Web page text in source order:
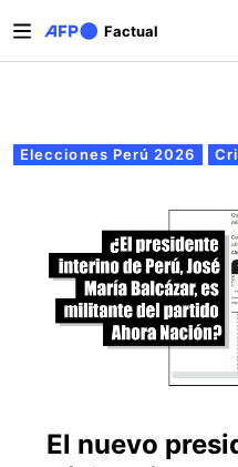
Factual
Solapas
Elecciones Perú 2026
El nuevo